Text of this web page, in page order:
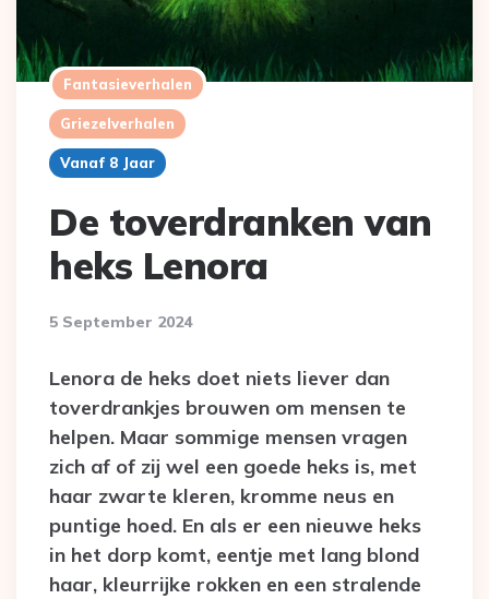
Fantasieverhalen
Griezelverhalen
Vanaf 8 Jaar
De toverdranken van
heks Lenora
5 September 2024
Lenora de heks doet niets liever dan
toverdrankjes brouwen om mensen te
helpen. Maar sommige mensen vragen
zich af of zij wel een goede heks is, met
haar zwarte kleren, kromme neus en
puntige hoed. En als er een nieuwe heks
in het dorp komt, eentje met lang blond
haar, kleurrijke rokken en een stralende